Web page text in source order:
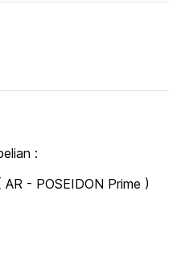
:
- POSEIDON Prime )